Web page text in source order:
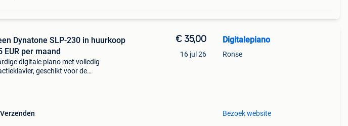
Dynatone SLP-230 in huurkoop
EUR per maand
digitale piano met volledig
geschikt voor de
Verzenden
€ 35,00
16 jul 26
Digitalepiano
Ronse
Bezoek website